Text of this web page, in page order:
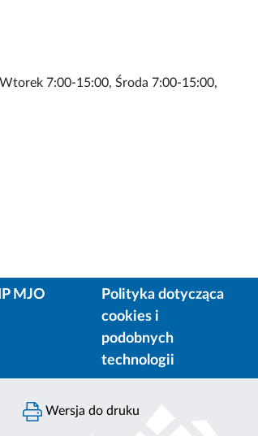
7:00-15:00, Środa 7:00-15:00,
MJO
Polityka dotycząca
cookies i
podobnych
technologii
Wersja do druku